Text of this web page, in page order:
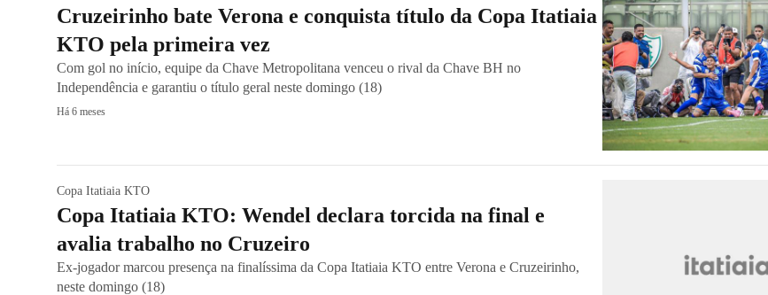
Cruzeirinho bate Verona e conquista título da Copa Itatiaia
KTO pela primeira vez
Com gol no início, equipe da Chave Metropolitana venceu o rival da Chave BH no
Independência e garantiu o título geral neste domingo (18)
Há 6 meses
Copa Itatiaia KTO
Copa Itatiaia KTO: Wendel declara torcida na final e
avalia trabalho no Cruzeiro
Ex-jogador marcou presença na finalíssima da Copa Itatiaia KTO entre Verona e Cruzeirinho,
neste domingo (18)